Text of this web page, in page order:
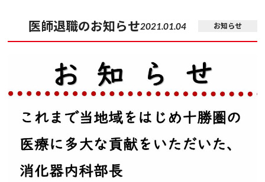
医師退職のお知らせ2021.01.04 お知らせ